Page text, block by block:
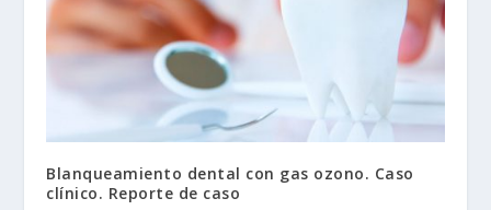
Blanqueamiento dental con gas ozono. Caso
clínico. Reporte de caso